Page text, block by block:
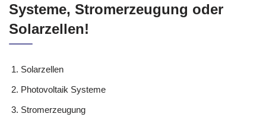
Systeme, Stromerzeugung oder
Solarzellen!
Solarzellen
Photovoltaik Systeme
Stromerzeugung